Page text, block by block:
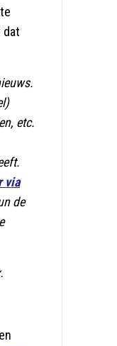
dat
etc.
via
de
.